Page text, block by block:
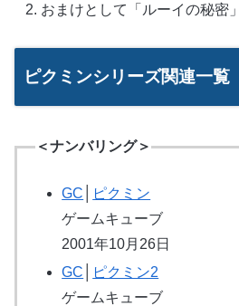
おまけとして「ルーイの秘密
ピクミンシリーズ関連一覧
＜ナンバリング＞
GC
ピクミン
ゲームキューブ
2001年10月26日
GC
ピクミン2
ゲームキューブ